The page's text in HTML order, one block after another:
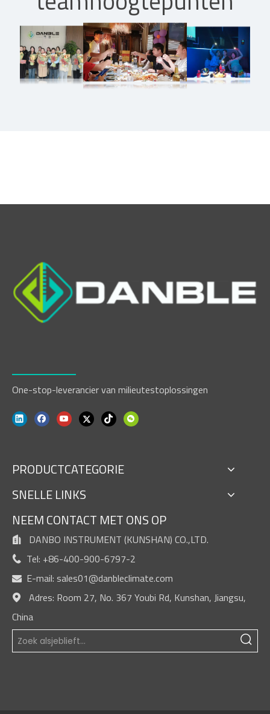
One-stop-leverancier van milieutestoplossingen
PRODUCTCATEGORIE
SNELLE LINKS
NEEM CONTACT MET ONS OP
 DANBO INSTRUMENT (KUNSHAN) CO.,LTD.
 Tel: +86-400-900-6797-2
 E-mail: sales01@danbleclimate.com

Adres: Room 27, No. 367 Youbi Rd, Kunshan, Jiangsu,
China